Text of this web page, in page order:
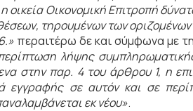
οικεία Οικονομική Επιτροπή
τηρουμένων των
περαιτέρω δε και σύμφωνα με
λήψης
στην παρ. 4 του άρθρου 1, η
εγγραφής σε αυτόν και σε
εκ νέου».